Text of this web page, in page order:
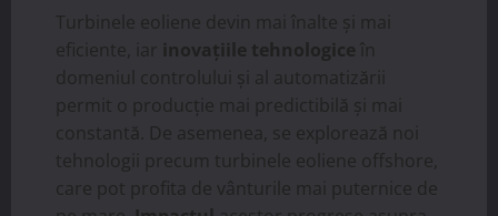
Turbinele eoliene devin mai înalte și mai
eficiente, iar inovațiile tehnologice în
domeniul controlului și al automatizării
permit o producție mai predictibilă și mai
constantă. De asemenea, se explorează noi
tehnologii precum turbinele eoliene offshore,
care pot profita de vânturile mai puternice de